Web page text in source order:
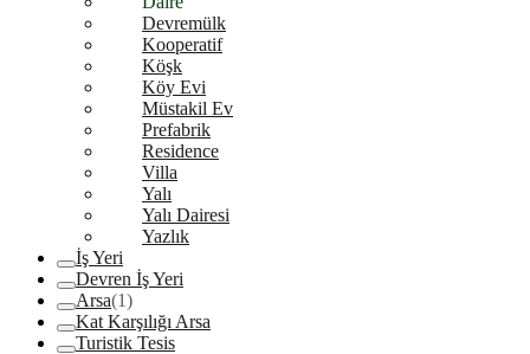
Devremülk
Kooperatif
Köşk
Köy Evi
Müstakil Ev
Prefabrik
Residence
Villa
Yalı
Yalı Dairesi
Yazlık
İş Yeri
Devren İş Yeri
Arsa(1)
Kat Karşılığı Arsa
Turistik Tesis